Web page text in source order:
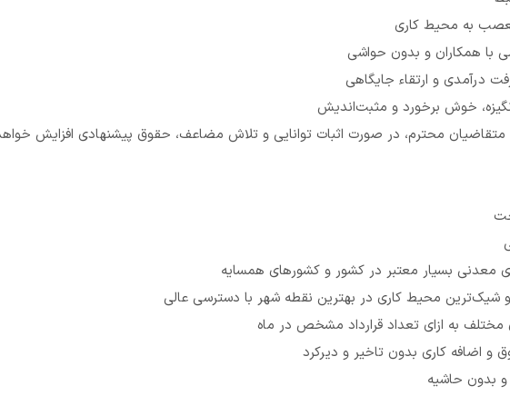
به محیط کاری
با همکاران و بدون حواشی
درآمدی و ارتقاء جایگاهی
انگیزه، خوش برخورد و مثبت‌اندیش
محترم، در صورت اثبات توانایی و تلاش مضاعف، حقوق پیشنهادی افزایش
معدنی بسیار معتبر در کشور و کشورهای همسایه
شیک‌ترین محیط کاری در بهترین نقطه شهر با دسترسی عالی
مختلف به ازای تعداد قرارداد مشخص در ماه
و اضافه کاری بدون تاخیر و دیرکرد
بدون حاشیه